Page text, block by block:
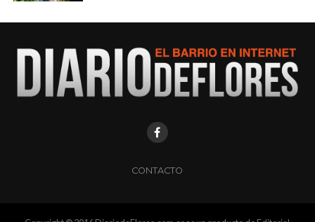
CONTACTO